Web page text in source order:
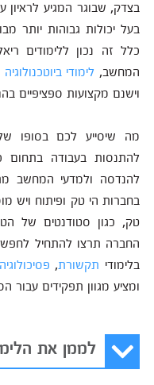
בעל יכולות גבוהות יותר
כלל זה נכון ללימודים
המחשב, לימודי ביוטכנולוגיה
וישנם מקצועות ספציפיים
מה שיסייע לכם בסופו
להתנסות בעבודה בתחום
להנדסה ולמדעי המחשב
בחברות הי טק ופיתוח ויש
טק, כגון סטודנטים של
החברה תרצו להתחיל לחפש
בלימודי תקשורת, פסיכולוגיה
ומציע מגוון תפקידים עבור
לממן את